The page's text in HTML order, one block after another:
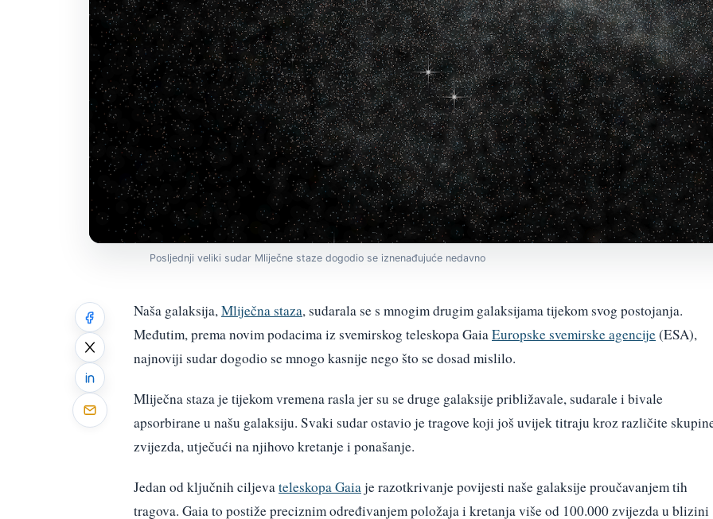
Posljednji veliki sudar Mliječne staze dogodio se iznenađujuće nedavno
Naša galaksija, Mliječna staza, sudarala se s mnogim drugim galaksijama tijekom svog postojanja.
Međutim, prema novim podacima iz svemirskog teleskopa Gaia Europske svemirske agencije(ESA),
najnoviji sudar dogodio se mnogo kasnije nego što se dosad mislilo.
Mliječna staza je tijekom vremena rasla jer su se druge galaksije približavale, sudarale i bivale
apsorbirane u našu galaksiju. Svaki sudar ostavio je tragove koji još uvijek titraju kroz različite
zvijezda, utječući na njihovo kretanje i ponašanje.
Jedan od ključnih ciljevateleskopa Gaiaje razotkrivanje povijesti naše galaksije proučavanjem tih
tragova. Gaia to postiže preciznim određivanjem položaja i kretanja više od 100.000 zvijezda u blizini